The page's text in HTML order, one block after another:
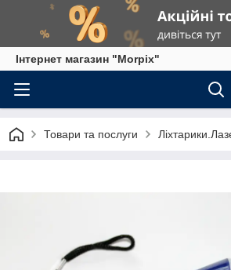
Інтернет магазин "Morpix"
Товари та послуги